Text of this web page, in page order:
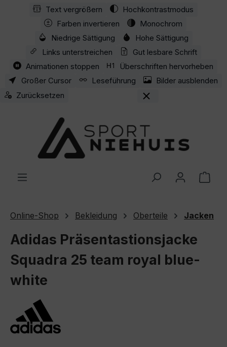
Zum Hauptinhalt springen
Text vergrößern
Hochkontrastmodus
Farben invertieren
Monochrom
Niedrige Sättigung
Hohe Sättigung
Links unterstreichen
Gut lesbare Schrift
Animationen stoppen
Überschriften hervorheben
Großer Cursor
Leseführung
Bilder ausblenden
Zurücksetzen
Online-Shop Bekleidung Oberteile Jacken
Adidas Präsentastionsjacke
Squadra 25 team royal blue-
white